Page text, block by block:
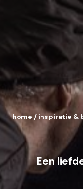
Een
home / inspiratie &